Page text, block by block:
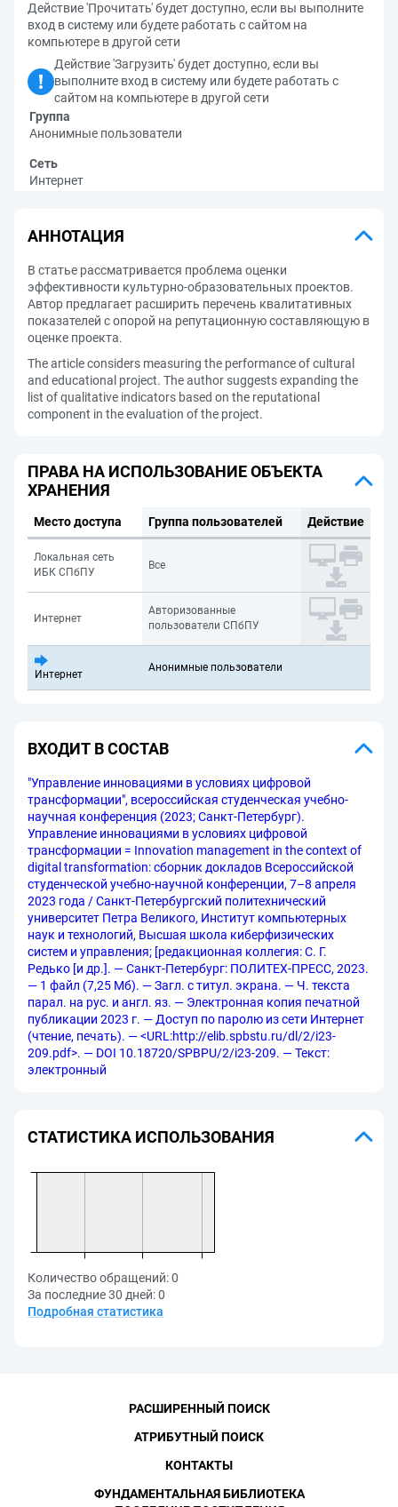
Действие 'Прочитать' будет доступно, если вы выполните
вход в систему или будете работать с сайтом на
компьютере в другой сети
Действие 'Загрузить' будет доступно, если вы
выполните вход в систему или будете работать с
сайтом на компьютере в другой сети
Группа
Анонимные пользователи
Сеть
Интернет
АННОТАЦИЯ
В статье рассматривается проблема оценки
эффективности культурно-образовательных проектов.
Автор предлагает расширить перечень квалитативных
показателей с опорой на репутационную составляющую в
оценке проекта.
The article considers measuring the performance of cultural
and educational project. The author suggests expanding the
list of qualitative indicators based on the reputational
component in the evaluation of the project.
ПРАВА НА ИСПОЛЬЗОВАНИЕ ОБЪЕКТА
ХРАНЕНИЯ
Место доступа Группа пользователей Действие
Локальная сеть
ИБК СПбПУ
Все
Интернет
Авторизованные
пользователи СПбПУ
Интернет
Анонимные пользователи
ВХОДИТ В СОСТАВ
"Управление инновациями в условиях цифровой
трансформации", всероссийская студенческая учебно-
научная конференция (2023; Санкт-Петербург).
Управление инновациями в условиях цифровой
трансформации = Innovation management in the context of
digital transformation: сборник докладов Всероссийской
студенческой учебно-научной конференции, 7–8 апреля
2023 года / Санкт-Петербургский политехнический
университет Петра Великого, Институт компьютерных
наук и технологий, Высшая школа киберфизических
систем и управления; [редакционная коллегия: С. Г.
Редько [и др.]. — Санкт-Петербург: ПОЛИТЕХ-ПРЕСС, 2023.
— 1 файл (7,25 Мб). — Загл. с титул. экрана. — Ч. текста
парал. на рус. и англ. яз. — Электронная копия печатной
публикации 2023 г. — Доступ по паролю из сети Интернет
(чтение, печать). — <URL:http://elib.spbstu.ru/dl/2/i23-
209.pdf>. — DOI 10.18720/SPBPU/2/i23-209. — Текст:
электронный
СТАТИСТИКА ИСПОЛЬЗОВАНИЯ
Количество обращений:0
За последние 30 дней:0
Подробная статистика
РАСШИРЕННЫЙ ПОИСК
АТРИБУТНЫЙ ПОИСК
КОНТАКТЫ
ФУНДАМЕНТАЛЬНАЯ БИБЛИОТЕКА